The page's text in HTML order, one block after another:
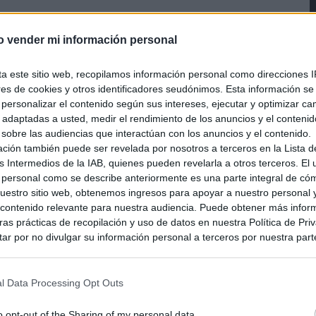
vender mi información personal
este sitio web, recopilamos información personal como direcciones
de cookies y otros identificadores seudónimos. Esta información
el contenido según sus intereses, ejecutar y optimizar
adaptadas a usted, medir el rendimiento de los anuncios y el
las audiencias que interactúan con los anuncios y el contenido.
también puede ser revelada por nosotros a terceros en la Lista
Intermedios de la IAB, quienes pueden revelarla a otros terceros. El
como se describe anteriormente es una parte integral de
sitio web, obtenemos ingresos para apoyar a nuestro personal
relevante para nuestra audiencia. Puede obtener más
prácticas de recopilación y uso de datos en nuestra Política de
por no divulgar su información personal a terceros por nuestra
en la información personal utilizada por nosotros o en
por no participar en la divulgación adicional de su información
Data Processing Opt Outs
Monster Games, responsables también de la
Returns, liberando a Monolith Soft de hacer esta
Chronicles X de Wii U.
de efecto esteoroscópico, contará con una
del juego en 3D, un modo en el que poder
visualizar el estado de los protagonistas en la
que nos encontramos.
también